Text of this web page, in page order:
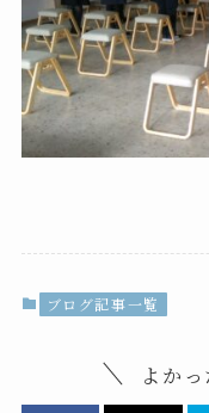
ブログ記事一覧
よか